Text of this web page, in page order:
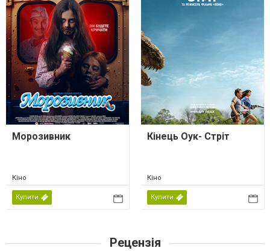
Морозивник
Кіно
Купити
Кінець Оук- Стріт
Кіно
Купити
Рецензія